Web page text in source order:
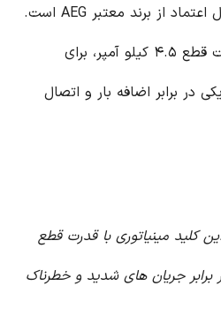
با کیفیت بالا و عملکرد قابل اعتماد از برند معتبر AEG است.
این کلید مینیاتوری با قدرت قطع ۴.۵ کیلو آمپر، برای
در برابر اضافه بار و اتصال
کلید مینیاتوری با قدرت قطع
برابر جریان های شدید و خطرناک